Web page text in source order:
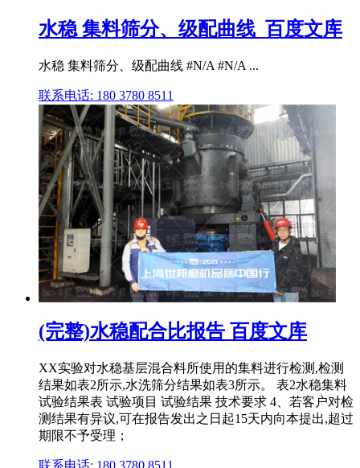
水稳 集料筛分、级配曲线_百度文库
水稳 集料筛分、级配曲线 #N/A #N/A ...
联系电话: 180 3780 8511
(完整)水稳配合比报告 百度文库
XX实验对水稳基层混合料所使用的集料进行检测,检测
结果如表2所示,水洗筛分结果如表3所示。 表2水稳集料
试验结果表 试验项目 试验结果 技术要求 4、若客户对检
测结果有异议,可在报告发出之日起15天内向本提出,超过
期限不予受理；